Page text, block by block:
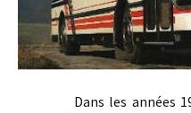
Dans les années